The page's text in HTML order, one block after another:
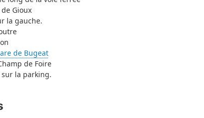
Gioux
la gauche.
de Bugeat
de Foire
la parking.